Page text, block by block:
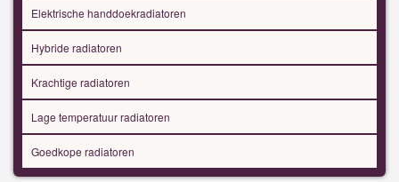
Elektrische handdoekradiatoren
Hybride radiatoren
Krachtige radiatoren
Lage temperatuur radiatoren
Goedkope radiatoren